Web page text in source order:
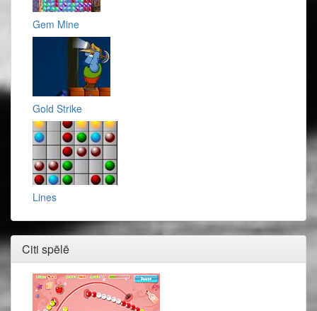
Gem Mine
Gold Strike
Lines
Citi spēlē